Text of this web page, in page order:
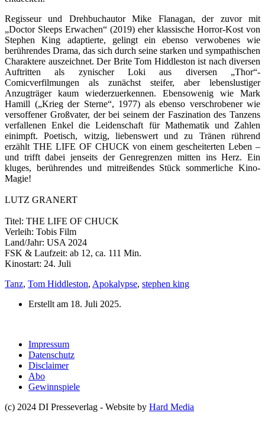
Regisseur und Drehbuchautor Mike Flanagan, der zuvor mit
„Doctor Sleeps Erwachen“ (2019) eher klassische Horror-Kost von
Stephen King adaptierte, gelingt ein ebenso verwobenes wie
berührendes Drama, das sich durch seine starken und sympathischen
Charaktere auszeichnet. Der Brite Tom Hiddleston ist nach diversen
Auftritten als zynischer Loki aus diversen „Thor“-
Comicverfilmungen als zunächst steifer, aber lebenslustiger
Anzugträger kaum wiederzuerkennen. Ebensowenig wie Mark
Hamill („Krieg der Sterne“, 1977) als ebenso verschrobener wie
versoffener Großvater, der bei seinem der Faszination des Tanzens
verfallenen Enkel die Leidenschaft für Mathematik und Zahlen
einimpft. Poetisch, witzig, liebenswert und zu Tränen rührend
erzählt THE LIFE OF CHUCK von einem gescheiterten Leben –
und trifft dabei jenseits der Genregrenzen mitten ins Herz. Ein
kluges, berührendes und mitreißendes Stück sommerliche Kino-
Magie!
LUTZ GRANERT
Titel: THE LIFE OF CHUCK
Verleih: Tobis Film
Land/Jahr: USA 2024
FSK & Laufzeit: ab 12, ca. 111 Min.
Kinostart: 24. Juli
Tanz, Tom Hiddleston, Apokalypse, stephen king
Erstellt am 18. Juli 2025.
Impressum
Datenschutz
Disclaimer
Abo
Gewinnspiele
(c) 2024 DI Presseverlag - Website by Hard Media